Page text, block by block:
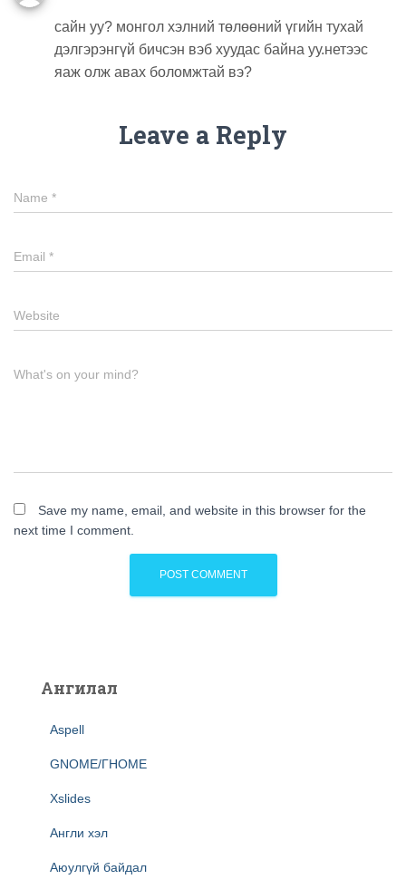
сайн уу? монгол хэлний төлөөний үгийн тухай
дэлгэрэнгүй бичсэн вэб хуудас байна уу.нетээс
яаж олж авах боломжтай вэ?
Leave a Reply
Name *
Email *
Website
What's on your mind?
Save my name, email, and website in this browser for the
next time I comment.
Ангилал
Aspell
GNOME/ГНОМЕ
Xslides
Англи хэл
Аюулгүй байдал